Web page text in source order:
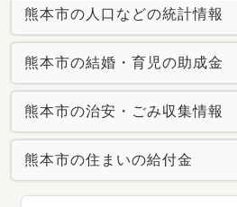
熊本市の人口などの統計情報
熊本市の結婚・育児の助成金
熊本市の治安・ごみ収集情報
熊本市の住まいの給付金